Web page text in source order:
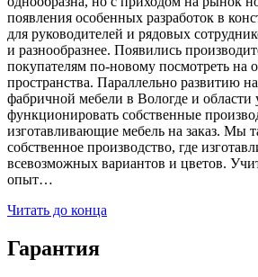
появления особенных разработок в
для руководителей и рядовых
и разнообразнее. Появились
покупателям по-новому посмотреть на
пространства. Параллельно развитию
фабричной мебели в Вологде и области
функционировать собственные
изготавливающие мебель на заказ. Мы
собственное производство, где
всевозможных вариантов и цветов.
опыт…
Читать до конца
Гарантия